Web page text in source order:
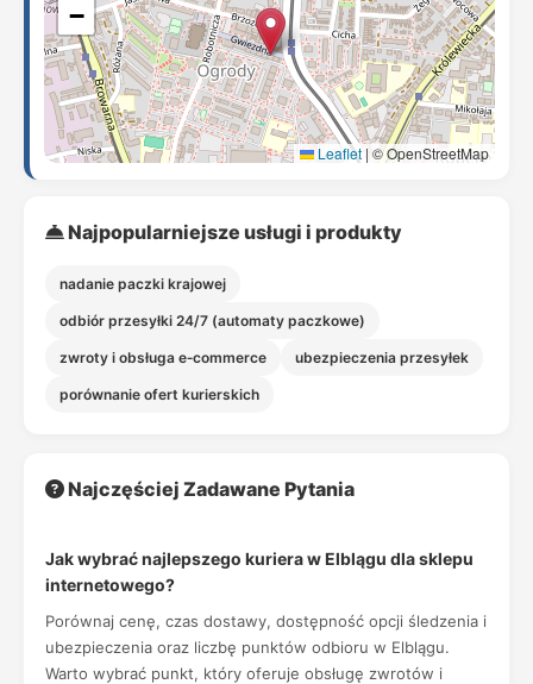
−
Leaflet | © OpenStreetMap
Najpopularniejsze usługi i produkty
nadanie paczki krajowej
odbiór przesyłki 24/7 (automaty paczkowe)
zwroty i obsługa e‑commerce ubezpieczenia przesyłek
porównanie ofert kurierskich
Najczęściej Zadawane Pytania
Jak wybrać najlepszego kuriera w Elblągu dla sklepu
internetowego?
Porównaj cenę, czas dostawy, dostępność opcji śledzenia i
ubezpieczenia oraz liczbę punktów odbioru w Elblągu.
Warto wybrać punkt, który oferuje obsługę zwrotów i